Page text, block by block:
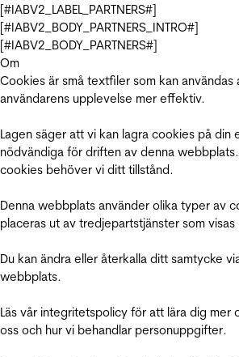
[#IABV2_LABEL_PARTNERS#]
[#IABV2_BODY_PARTNERS_INTRO#]
[#IABV2_BODY_PARTNERS#]
Om
Cookies är små textfiler som kan
användarens upplevelse mer effektiv.
Lagen säger att vi kan lagra cookies på din
nödvändiga för driften av denna
cookies behöver vi ditt tillstånd.
Denna webbplats använder olika typer av
placeras ut av tredjepartstjänster som visas
Du kan ändra eller återkalla ditt samtycke
webbplats.
Läs vår integritetspolicy för att lära dig mer
oss och hur vi behandlar personuppgifter.